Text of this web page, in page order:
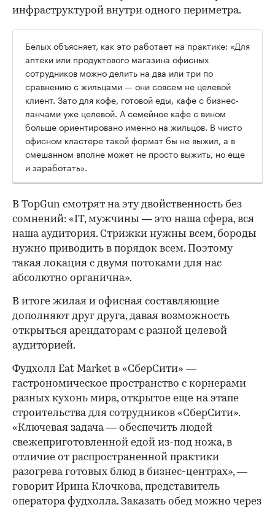
инфраструктурой внутри одного периметра.
Белых объясняет, как это работает на практике: «Для
аптеки или продуктового магазина офисных
сотрудников можно делить на два или три по
сравнению с жильцами — они совсем не целевой
клиент. Зато для кофе, готовой еды, кафе с бизнес-
ланчами уже целевой. А семейное кафе с вином
больше ориентировано именно на жильцов. В чисто
офисном кластере такой формат бы не выжил, а в
смешанном вполне может не просто выжить, но еще
и заработать».
В TopGun смотрят на эту двойственность без
сомнений: «IT, мужчины — это наша сфера, вся
наша аудитория. Стрижки нужны всем, бороды
нужно приводить в порядок всем. Поэтому
такая локация с двумя потоками для нас
абсолютно органична».
В итоге жилая и офисная составляющие
дополняют друг друга, давая возможность
открыться арендаторам с разной целевой
аудиторией.
Фудхолл Eat Market в «СберСити» —
гастрономическое пространство с корнерами
разных кухонь мира, открытое еще на этапе
строительства для сотрудников «СберСити».
«Ключевая задача — обеспечить людей
свежеприготовленной едой из-под ножа, в
отличие от распространенной практики
разогрева готовых блюд в бизнес-центрах», —
говорит Ирина Клочкова, представитель
оператора фудхолла. Заказать обед можно через